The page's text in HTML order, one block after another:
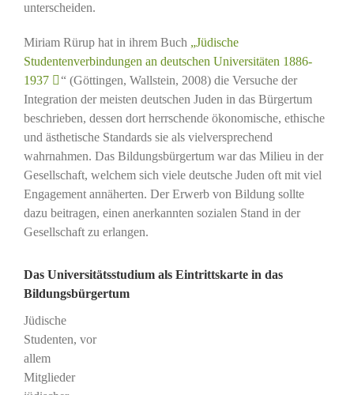
unterscheiden.
Miriam Rürup hat in ihrem Buch„Jüdische
Studentenverbindungen an deutschen Universitäten 1886-
1937
“ (Göttingen, Wallstein, 2008) die Versuche der
Integration der meisten deutschen Juden in das Bürgertum
beschrieben, dessen dort herrschende ökonomische, ethische
und ästhetische Standards sie als vielversprechend
wahrnahmen. Das Bildungsbürgertum war das Milieu in der
Gesellschaft, welchem sich viele deutsche Juden oft mit viel
Engagement annäherten. Der Erwerb von Bildung sollte
dazu beitragen, einen anerkannten sozialen Stand in der
Gesellschaft zu erlangen.
Das Universitätsstudium als Eintrittskarte in das
Bildungsbürgertum
Jüdische
Studenten, vor
allem
Mitglieder